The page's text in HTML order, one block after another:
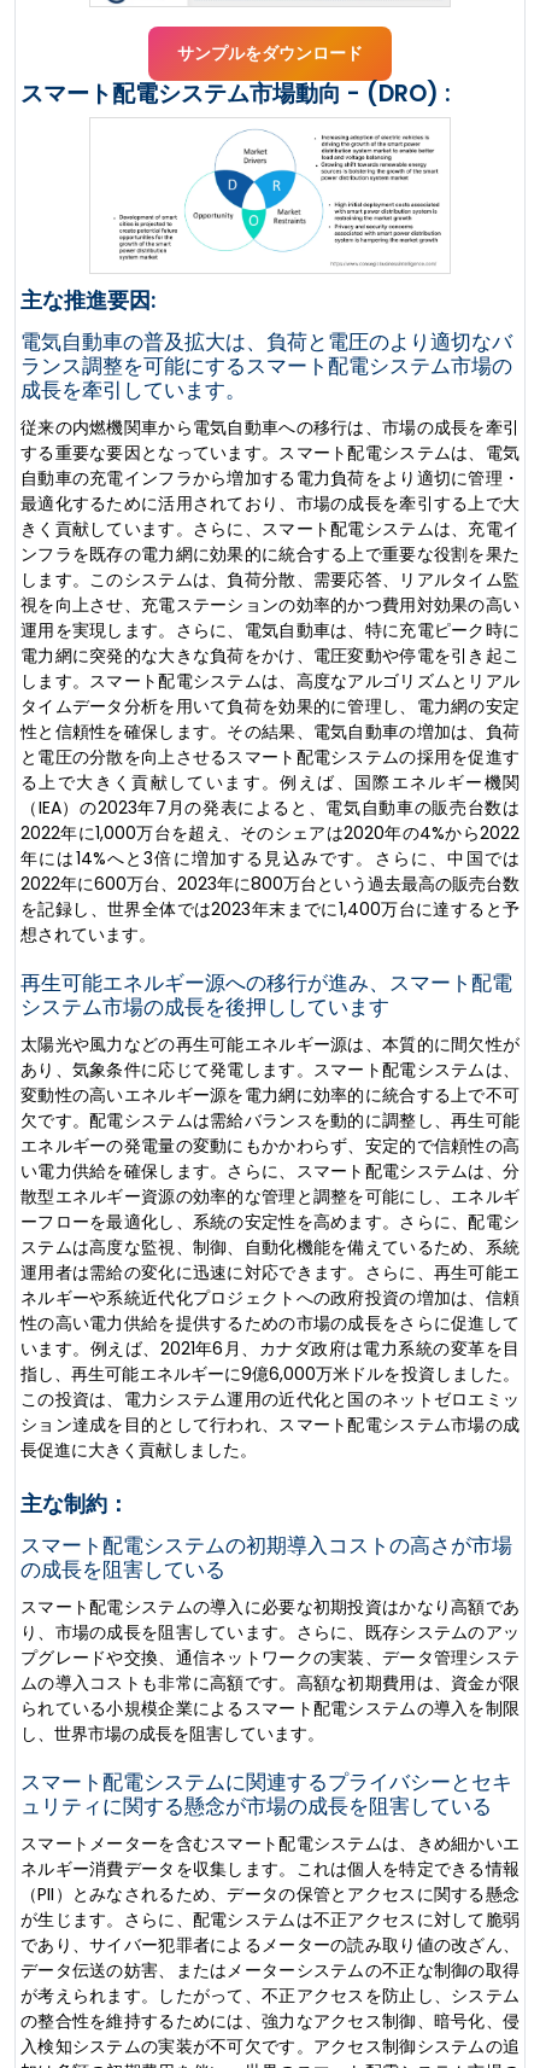
サンプルをダウンロード
スマート配電システム市場動向 - (DRO) :
主な推進要因:
電気自動車の普及拡大は、負荷と電圧のより適切なバ
ランス調整を可能にするスマート配電システム市場の
成長を牽引しています。
従来の内燃機関車から電気自動車への移行は、市場の成長を牽引
する重要な要因となっています。スマート配電システムは、電気
自動車の充電インフラから増加する電力負荷をより適切に管理・
最適化するために活用されており、市場の成長を牽引する上で大
きく貢献しています。さらに、スマート配電システムは、充電イ
ンフラを既存の電力網に効果的に統合する上で重要な役割を果た
します。このシステムは、負荷分散、需要応答、リアルタイム監
視を向上させ、充電ステーションの効率的かつ費用対効果の高い
運用を実現します。さらに、電気自動車は、特に充電ピーク時に
電力網に突発的な大きな負荷をかけ、電圧変動や停電を引き起こ
します。スマート配電システムは、高度なアルゴリズムとリアル
タイムデータ分析を用いて負荷を効果的に管理し、電力網の安定
性と信頼性を確保します。その結果、電気自動車の増加は、負荷
と電圧の分散を向上させるスマート配電システムの採用を促進す
る上で大きく貢献しています。例えば、国際エネルギー機関
（IEA）の2023年7月の発表によると、電気自動車の販売台数は
2022年に1,000万台を超え、そのシェアは2020年の4%から2022
年には14%へと3倍に増加する見込みです。さらに、中国では
2022年に600万台、2023年に800万台という過去最高の販売台数
を記録し、世界全体では2023年末までに1,400万台に達すると予
想されています。
再生可能エネルギー源への移行が進み、スマート配電
システム市場の成長を後押ししています
太陽光や風力などの再生可能エネルギー源は、本質的に間欠性が
あり、気象条件に応じて発電します。スマート配電システムは、
変動性の高いエネルギー源を電力網に効率的に統合する上で不可
欠です。配電システムは需給バランスを動的に調整し、再生可能
エネルギーの発電量の変動にもかかわらず、安定的で信頼性の高
い電力供給を確保します。さらに、スマート配電システムは、分
散型エネルギー資源の効率的な管理と調整を可能にし、エネルギ
ーフローを最適化し、系統の安定性を高めます。さらに、配電シ
ステムは高度な監視、制御、自動化機能を備えているため、系統
運用者は需給の変化に迅速に対応できます。さらに、再生可能エ
ネルギーや系統近代化プロジェクトへの政府投資の増加は、信頼
性の高い電力供給を提供するための市場の成長をさらに促進して
います。例えば、2021年6月、カナダ政府は電力系統の変革を目
指し、再生可能エネルギーに9億6,000万米ドルを投資しました。
この投資は、電力システム運用の近代化と国のネットゼロエミッ
ション達成を目的として行われ、スマート配電システム市場の成
長促進に大きく貢献しました。
主な制約：
スマート配電システムの初期導入コストの高さが市場
の成長を阻害している
スマート配電システムの導入に必要な初期投資はかなり高額であ
り、市場の成長を阻害しています。さらに、既存システムのアッ
プグレードや交換、通信ネットワークの実装、データ管理システ
ムの導入コストも非常に高額です。高額な初期費用は、資金が限
られている小規模企業によるスマート配電システムの導入を制限
し、世界市場の成長を阻害しています。
スマート配電システムに関連するプライバシーとセキ
ュリティに関する懸念が市場の成長を阻害している
スマートメーターを含むスマート配電システムは、きめ細かいエ
ネルギー消費データを収集します。これは個人を特定できる情報
（PII）とみなされるため、データの保管とアクセスに関する懸念
が生じます。さらに、配電システムは不正アクセスに対して脆弱
であり、サイバー犯罪者によるメーターの読み取り値の改ざん、
データ伝送の妨害、またはメーターシステムの不正な制御の取得
が考えられます。したがって、不正アクセスを防止し、システム
の整合性を維持するためには、強力なアクセス制御、暗号化、侵
入検知システムの実装が不可欠です。アクセス制御システムの追